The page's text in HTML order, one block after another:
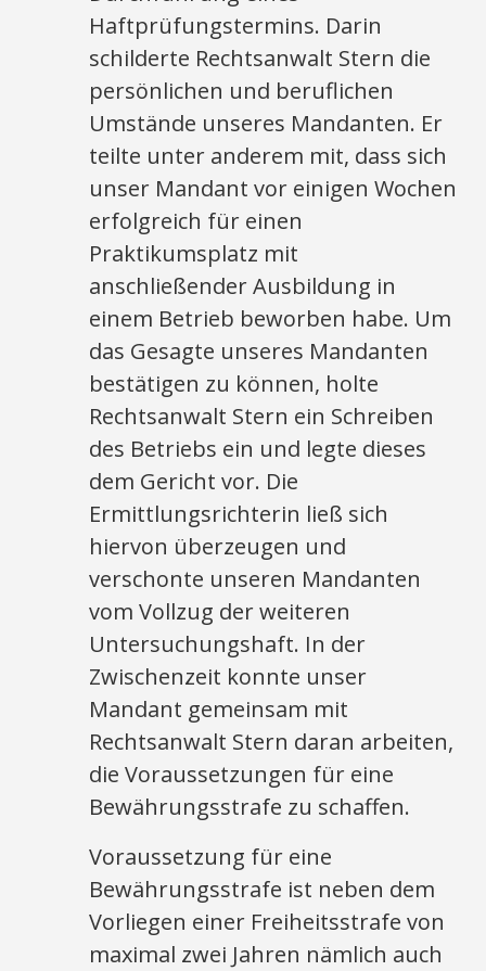
Haftprüfungstermins. Darin
schilderte Rechtsanwalt Stern die
persönlichen und beruflichen
Umstände unseres Mandanten. Er
teilte unter anderem mit, dass sich
unser Mandant vor einigen Wochen
erfolgreich für einen
Praktikumsplatz mit
anschließender Ausbildung in
einem Betrieb beworben habe. Um
das Gesagte unseres Mandanten
bestätigen zu können, holte
Rechtsanwalt Stern ein Schreiben
des Betriebs ein und legte dieses
dem Gericht vor. Die
Ermittlungsrichterin ließ sich
hiervon überzeugen und
verschonte unseren Mandanten
vom Vollzug der weiteren
Untersuchungshaft. In der
Zwischenzeit konnte unser
Mandant gemeinsam mit
Rechtsanwalt Stern daran arbeiten,
die Voraussetzungen für eine
Bewährungsstrafe zu schaffen.
Voraussetzung für eine
Bewährungsstrafe ist neben dem
Vorliegen einer Freiheitsstrafe von
maximal zwei Jahren nämlich auch